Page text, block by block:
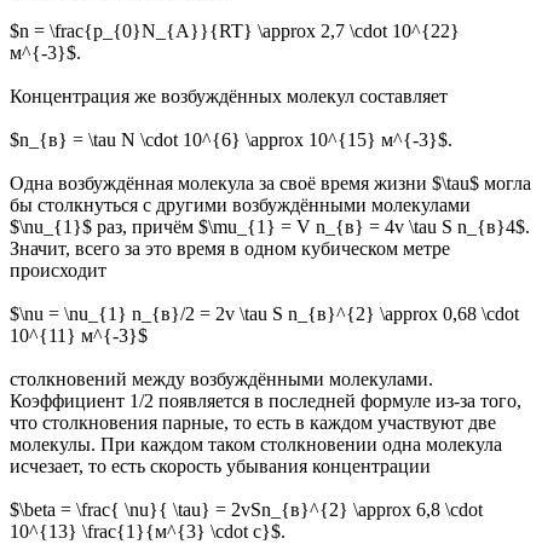
$n = \frac{p_{0}N_{A}}{RT} \approx 2,7 \cdot 10^{22}
м^{-3}$.
Концентрация же возбуждённых молекул составляет
$n_{в} = \tau N \cdot 10^{6} \approx 10^{15} м^{-3}$.
Одна возбуждённая молекула за своё время жизни $\tau$ могла
бы столкнуться с другими возбуждёнными молекулами
$\nu_{1}$ раз, причём $\mu_{1} = V n_{в} = 4v \tau S n_{в}4$.
Значит, всего за это время в одном кубическом метре
происходит
$\nu = \nu_{1} n_{в}/2 = 2v \tau S n_{в}^{2} \approx 0,68 \cdot
10^{11} м^{-3}$
столкновений между возбуждёнными молекулами.
Коэффициент 1/2 появляется в последней формуле из-за того,
что столкновения парные, то есть в каждом участвуют две
молекулы. При каждом таком столкновении одна молекула
исчезает, то есть скорость убывания концентрации
$\beta = \frac{ \nu}{ \tau} = 2vSn_{в}^{2} \approx 6,8 \cdot
10^{13} \frac{1}{м^{3} \cdot с}$.